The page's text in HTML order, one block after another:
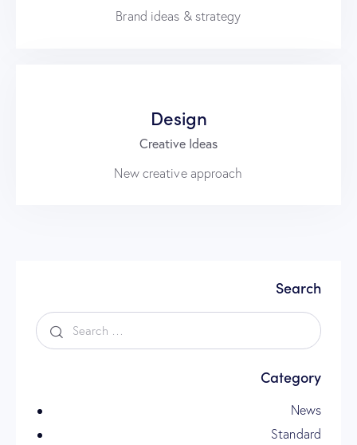
Brand ideas & strategy
Design
Creative Ideas
New creative approach
Search
Category
News
Standard